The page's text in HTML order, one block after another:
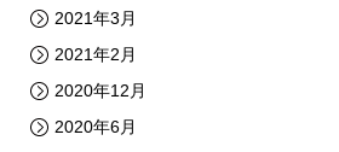
2021年3月
2021年2月
2020年12月
2020年6月